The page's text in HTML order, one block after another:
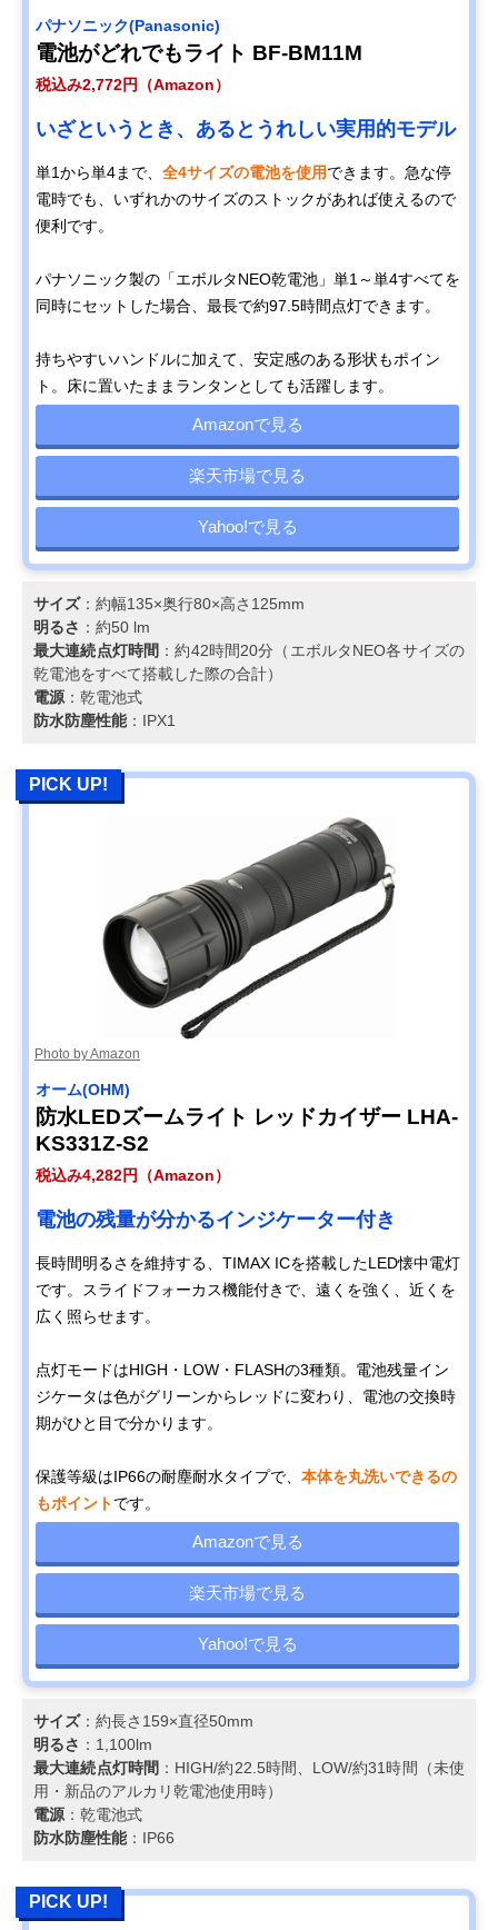
‎パナソニック(Panasonic)
電池がどれでもライト BF-BM11M
税込み2,772円（Amazon）
いざというとき、あるとうれしい実用的モデル
単1から単4まで、 全4サイズの電池を使用できます。急な停
電時でも、いずれかのサイズのストックがあれば使えるので
便利です。
パナソニック製の「エボルタNEO乾電池」単1～単4すべてを
同時にセットした場合、最長で約97.5時間点灯できます。
持ちやすいハンドルに加えて、安定感のある形状もポイン
ト。床に置いたままランタンとしても活躍します。
Amazonで見る
楽天市場で見る
Yahoo!で見る
サイズ：約幅135×奥行80×高さ125mm
明るさ ：約50 lm
最大連続点灯時間 ：約42時間20分（エボルタNEO各サイズの
乾電池をすべて搭載した際の合計）
電源 ：乾電池式
防水防塵性能：IPX1
PICK UP!
Photo by Amazon
オーム(OHM)
防水LEDズームライト レッドカイザー LHA-
KS331Z-S2
税込み4,282円（Amazon）
電池の残量が分かるインジケーター付き
長時間明るさを維持する、TIMAX ICを搭載したLED懐中電灯
です。スライドフォーカス機能付きで、遠くを強く、近くを
広く照らせます。
点灯モードはHIGH・LOW・FLASHの3種類。電池残量イン
ジケータは色がグリーンからレッドに変わり、電池の交換時
期がひと目で分かります。
保護等級はIP66の耐塵耐水タイプで、 本体を丸洗いできるの
もポイントです。
Amazonで見る
楽天市場で見る
Yahoo!で見る
サイズ：約長さ159×直径50mm
明るさ ：1,100lm
最大連続点灯時間 ：HIGH/約22.5時間、LOW/約31時間（未使
用・新品のアルカリ乾電池使用時）
電源 ：乾電池式
防水防塵性能：IP66
PICK UP!